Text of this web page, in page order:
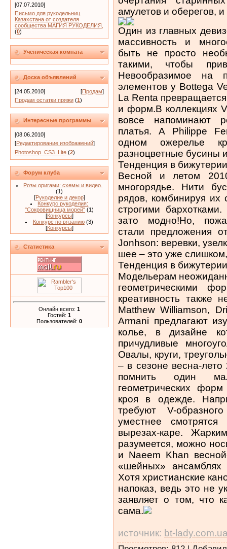
[07.07.2010]
Письмо для рукодельниц
Казахстана от создателя
сообщества МАГИЯ РУКОДЕЛИЯ,
(0)
Ученическая комната
Доска объявлений
[24.05.2010] [Продам]
Продам остатки пряжи (1)
Интересные программы
[08.06.2010]
[Редактирование изображений]
Photoshop_CS3_Lite (2)
Форум клуба
Розы оригами: схемы и видео.
(1)
[Рукоделие и декор]
Конкурс рукоделия:
"Сокровищница морей" (1)
[Конкурсы]
Конкурс по вязанию (3)
[Конкурсы]
Статистика
Онлайн всего: 1
Гостей: 1
Пользователей: 0
амулетов и оберегов,
Один из главных
массивность и
быть не просто
такими, чтобы
Невообразимое на
элементов у Bottega
La Renta
и форм.В коллекциях
вовсе напоминают
платья. А Philippe
одном ожерелье
разноцветные бусины
Тенденция в
Весной и летом
многорядье. Нити
рядов, комбинируя их
строгими
зато модно!Но,
стали предложения
Jonhson: веревки,
шее – это уже
Тенденция в
Модельерам
геометрическими
креативность также
Matthew Williamson,
Armani предлагают
колье, в дизайне
причудливые
Овалы, круги,
– в сезоне весна-
помнить один
геометрических
кроя в одежде.
требуют V-
уместнее
вырезах-каре.
разумеется, можно
и Naeem Khan
«шейных» ансамблях
Хотя христианские
напоказ, ведь это не
заявляет о том, что
сама.
источник: bt-